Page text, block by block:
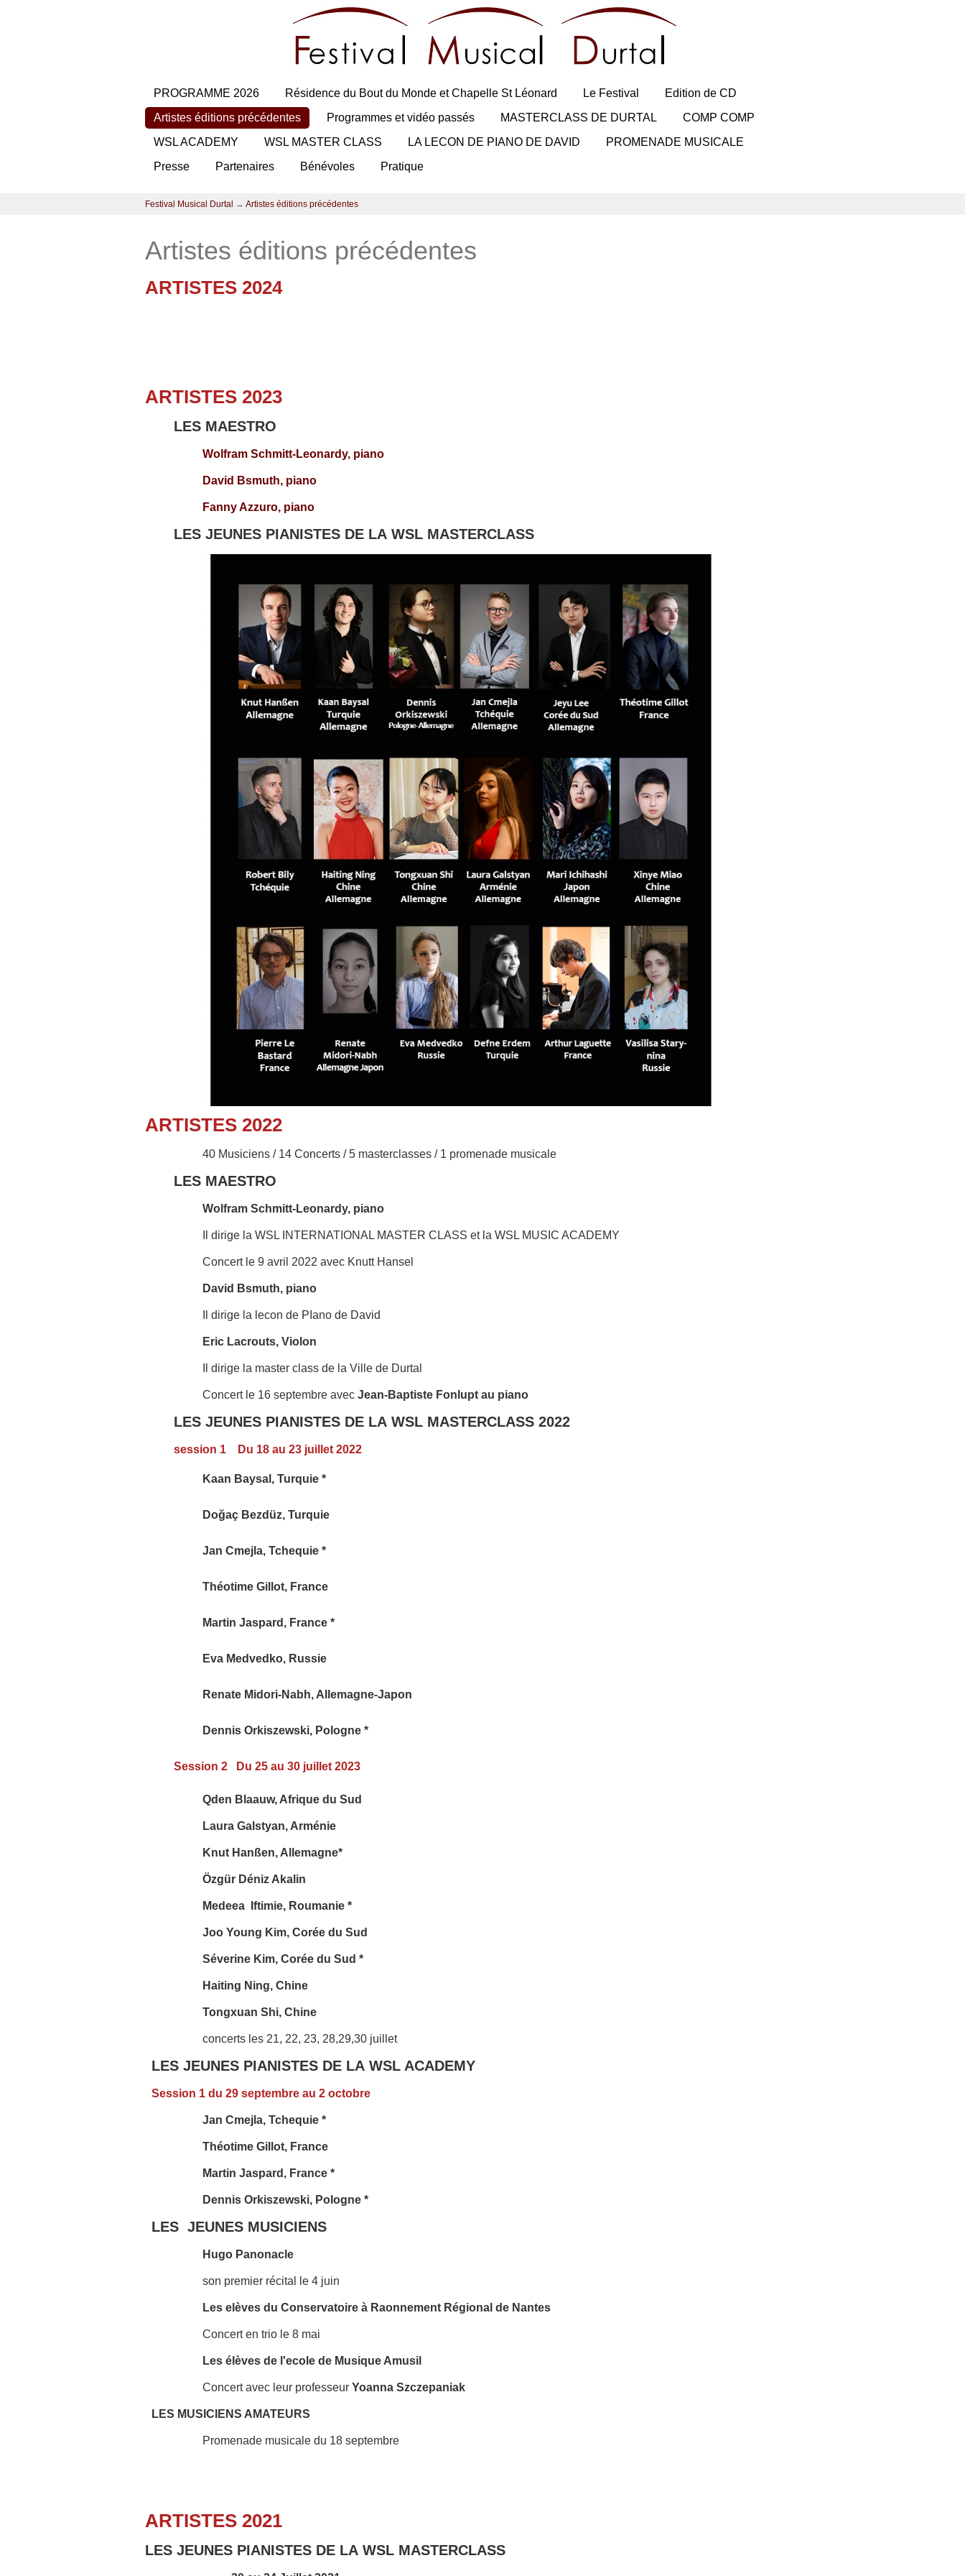
PROGRAMME 2026 Résidence du Bout du Monde et Chapelle St Léonard Le Festival
Edition de CD
Artistes éditions précédentes
Programmes et vidéo passés MASTERCLASS DE DURTAL
COMP COMP
WSL ACADEMY
WSL MASTER CLASS LA LECON DE PIANO DE DAVID
PROMENADE MUSICALE
Presse
Partenaires Bénévoles Pratique
Festival Musical Durtal → Artistes éditions précédentes
Artistes éditions précédentes
ARTISTES 2024
ARTISTES 2023
LES MAESTRO
Wolfram Schmitt-Leonardy, piano
David Bsmuth, piano
Fanny Azzuro, piano
LES JEUNES PIANISTES DE LA WSL MASTERCLASS
ARTISTES 2022
40 Musiciens / 14 Concerts / 5 masterclasses / 1 promenade musicale
LES MAESTRO
Wolfram Schmitt-Leonardy, piano
Il dirige la WSL INTERNATIONAL MASTER CLASS et la WSL MUSIC ACADEMY
Concert le 9 avril 2022 avec Knutt Hansel
David Bsmuth, piano
Il dirige la lecon de PIano de David
Eric Lacrouts, Violon
Il dirige la master class de la Ville de Durtal
Concert le 16 septembre avec Jean-Baptiste Fonlupt au piano
LES JEUNES PIANISTES DE LA WSL MASTERCLASS 2022
session 1 Du 18 au 23 juillet 2022
Kaan Baysal, Turquie *
Doğaç Bezdüz, Turquie
Jan Cmejla, Tchequie *
Théotime Gillot, France
Martin Jaspard, France *
Eva Medvedko, Russie
Renate Midori-Nabh, Allemagne-Japon
Dennis Orkiszewski, Pologne *
Session 2 Du 25 au 30 juillet 2023
Qden Blaauw, Afrique du Sud
Laura Galstyan, Arménie
Knut Hanßen, Allemagne*
Özgür Déniz Akalin
Medeea Iftimie, Roumanie *
Joo Young Kim, Corée du Sud
Séverine Kim, Corée du Sud *
Haiting Ning, Chine
Tongxuan Shi, Chine
concerts les 21, 22, 23, 28,29,30 juillet
LES JEUNES PIANISTES DE LA WSL ACADEMY
Session 1 du 29 septembre au 2 octobre
Jan Cmejla, Tchequie *
Théotime Gillot, France
Martin Jaspard, France *
Dennis Orkiszewski, Pologne *
LES JEUNES MUSICIENS
Hugo Panonacle
son premier récital le 4 juin
Les elèves du Conservatoire à Raonnement Régional de Nantes
Concert en trio le 8 mai
Les élèves de l'ecole de Musique Amusil
Concert avec leur professeur Yoanna Szczepaniak
LES MUSICIENS AMATEURS
Promenade musicale du 18 septembre
ARTISTES 2021
LES JEUNES PIANISTES DE LA WSL MASTERCLASS